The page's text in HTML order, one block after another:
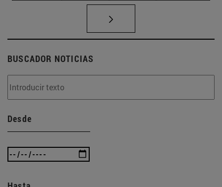
BUSCADOR NOTICIAS
Desde